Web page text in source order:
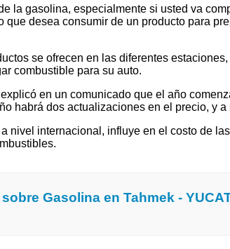
la gasolina, especialmente si usted va
que desea consumir de un producto para
se ofrecen en las diferentes
combustible para su auto.
en un comunicado que el año
habrá dos actualizaciones en el precio, y
nivel internacional, influye en el costo de
Gasolina en Tahmek -